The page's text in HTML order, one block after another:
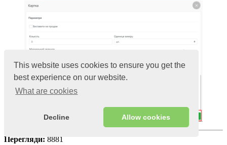
This website uses cookies to ensure you get the
best experience on our website.
What are cookies
Decline Allow cookies
Перегляди: 8881